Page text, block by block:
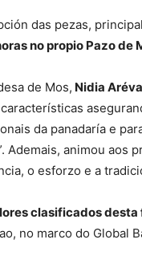
das pezas,
no propio Pazo de
de Mos, Nidia
da panadaría e
Ademais, animou aos
o esforzo e a
clasificados desta
no marco do Global